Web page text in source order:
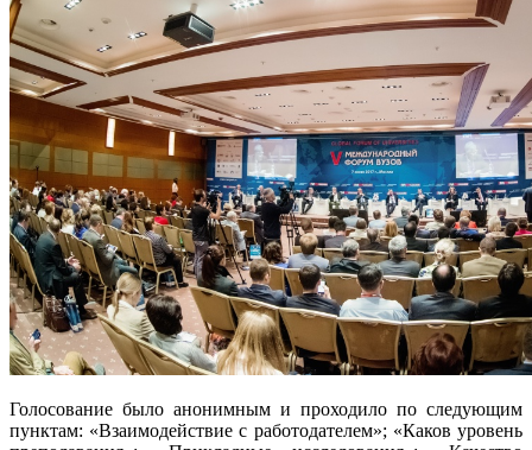
Голосование было анонимным и проходило по следующим
пунктам: «Взаимодействие с работодателем»; «Каков уровень